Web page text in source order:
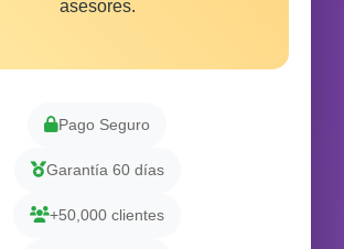
asesores.
Pago Seguro
Garantía 60 días
+50,000 clientes